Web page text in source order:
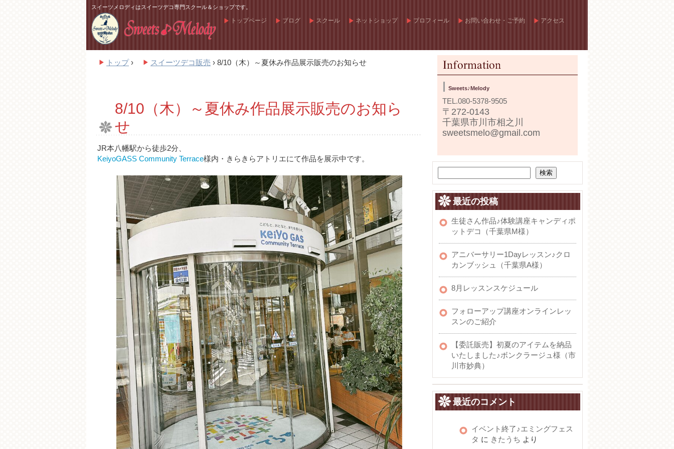
スイーツメロディはスイーツデコ専門スクール＆ショップです。
Sweets♪Melody
TEL.080-5378-9505
〒272-0143
千葉県市川市相之川
sweetsmelo@gmail.com
トップページ ブログ スクール ネットショップ プロフィール お問い合わせ・ご予約 アクセス
トップ › スイーツデコ販売 › 8/10（木）～夏休み作品展示販売のお知らせ
8/10（木）～夏休み作品展示販売のお知ら
せ
JR本八幡駅から徒歩2分、
KeiyoGASS Community Terrace様内・きらきらアトリエにて作品を展示中です。
検索
最近の投稿
生徒さん作品♪体験講座キャンディポ
ットデコ（千葉県M様）
アニバーサリー1Dayレッスン♪クロ
カンブッシュ（千葉県A様）
8月レッスンスケジュール
フォローアップ講座オンラインレッ
スンのご紹介
【委託販売】初夏のアイテムを納品
いたしました♪ボンクラージュ様（市
川市妙典）
最近のコメント
イベント終了♪エミングフェス
タ に きたうち より